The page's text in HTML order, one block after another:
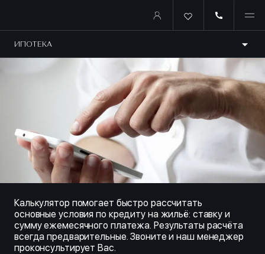
Купить квартиру в ипотеку
ИПОТЕКА
Калькулятор помогает быстро рассчитать
основные условия по кредиту на жильё: ставку и
сумму ежемесячного платежа. Результаты расчёта
всегда предварительные. Звоните и наш менеджер
проконсультирует Вас.